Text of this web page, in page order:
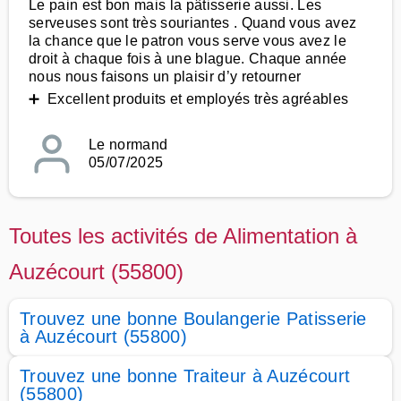
Le pain est bon mais la pâtisserie aussi. Les
serveuses sont très souriantes . Quand vous avez
la chance que le patron vous serve vous avez le
droit à chaque fois à une blague. Chaque année
nous nous faisons un plaisir d’y retourner
➕ Excellent produits et employés très agréables
Le normand
05/07/2025
Toutes les activités de Alimentation à
Auzécourt (55800)
Trouvez une bonne Boulangerie Patisserie
à Auzécourt (55800)
Trouvez une bonne Traiteur à Auzécourt
(55800)